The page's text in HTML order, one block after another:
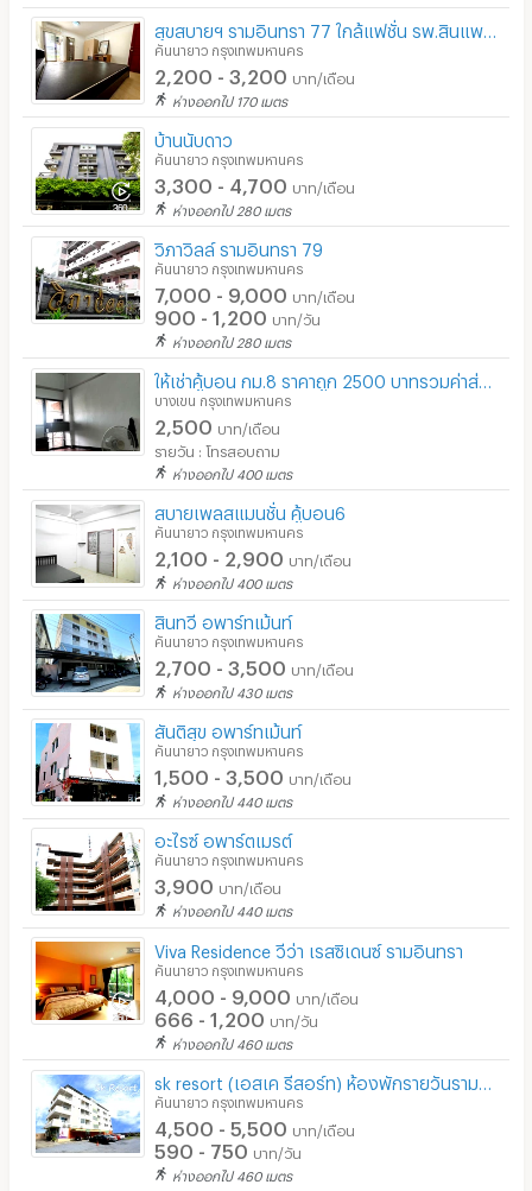
คันนายาว กรุงเทพมหานคร
2,200 - 3,200 บาท/เดือน
ห่างออกไป 170 เมตร
บ้านนับดาว
คันนายาว กรุงเทพมหานคร
3,300 - 4,700 บาท/เดือน
ห่างออกไป 280 เมตร
วิภาวิลล์ รามอินทรา 79
คันนายาว กรุงเทพมหานคร
7,000 - 9,000 บาท/เดือน
900 - 1,200 บาท/วัน
ห่างออกไป 280 เมตร
บางเขน กรุงเทพมหานคร
2,500 บาท/เดือน
รายวัน : โทรสอบถาม
ห่างออกไป 400 เมตร
สบายเพลสแมนชั่น คู้บอน6
คันนายาว กรุงเทพมหานคร
2,100 - 2,900 บาท/เดือน
ห่างออกไป 400 เมตร
สินทวี อพาร์ทเม้นท์
คันนายาว กรุงเทพมหานคร
2,700 - 3,500 บาท/เดือน
ห่างออกไป 430 เมตร
สันติสุข อพาร์ทเม้นท์
คันนายาว กรุงเทพมหานคร
1,500 - 3,500 บาท/เดือน
ห่างออกไป 440 เมตร
อะไรซ์ อพาร์ตเมรต์
คันนายาว กรุงเทพมหานคร
3,900 บาท/เดือน
ห่างออกไป 440 เมตร
Viva Residence วีว่า เรสซิเดนซ์ รามอินทรา
คันนายาว กรุงเทพมหานคร
4,000 - 9,000 บาท/เดือน
666 - 1,200 บาท/วัน
ห่างออกไป 460 เมตร
คันนายาว กรุงเทพมหานคร
4,500 - 5,500 บาท/เดือน
590 - 750 บาท/วัน
ห่างออกไป 460 เมตร